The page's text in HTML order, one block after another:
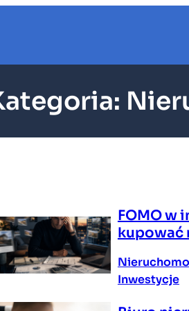
FOMO w
kupować
Inwestycje